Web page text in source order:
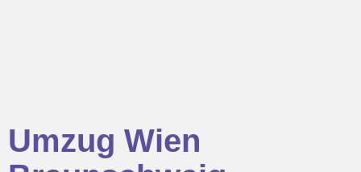
Umzug Wien